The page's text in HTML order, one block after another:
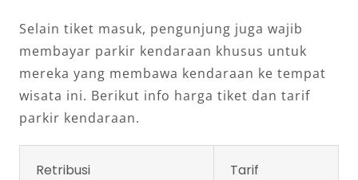
Selain tiket masuk, pengunjung juga wajib
membayar parkir kendaraan khusus untuk
mereka yang membawa kendaraan ke tempat
wisata ini. Berikut info harga tiket dan tarif
parkir kendaraan.
Retribusi Tarif